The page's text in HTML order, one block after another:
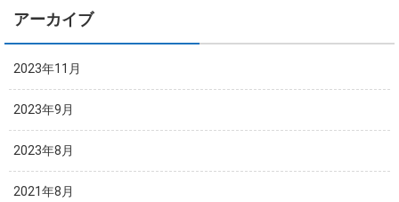
アーカイブ
2023年11月
2023年9月
2023年8月
2021年8月